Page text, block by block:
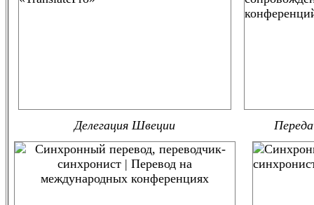
Делегация Швеции